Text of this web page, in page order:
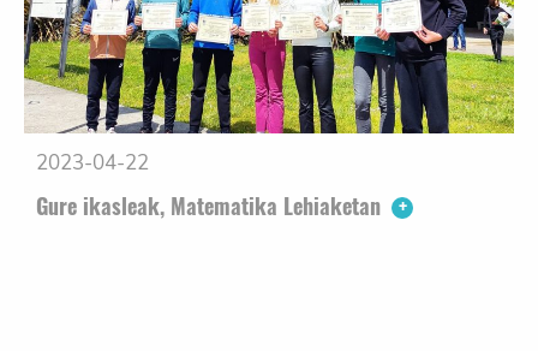
2023-04-22
Gure ikasleak, Matematika Lehiaketan